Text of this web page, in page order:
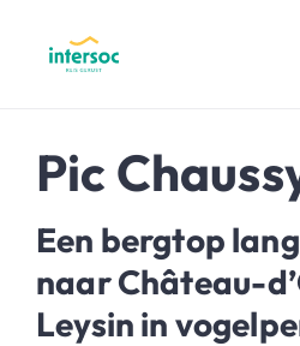
Pic
Een bergtop
naar Château-
Leysin in